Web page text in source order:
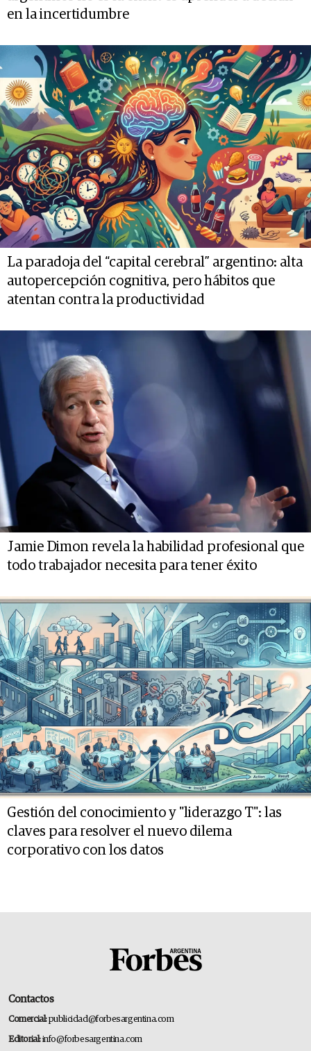
en la incertidumbre
La paradoja del “capital cerebral” argentino: alta
autopercepción cognitiva, pero hábitos que
atentan contra la productividad
Jamie Dimon revela la habilidad profesional que
todo trabajador necesita para tener éxito
Gestión del conocimiento y "liderazgo T": las
claves para resolver el nuevo dilema
corporativo con los datos
Contactos
Comercial:publicidad@forbesargentina.com
Editorial:info@forbesargentina.com